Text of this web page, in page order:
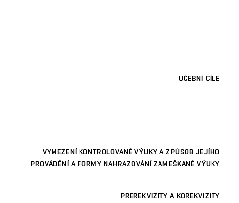
UČEBNÍ CÍLE
VYMEZENÍ KONTROLOVANÉ VÝUKY A ZPŮSOB JEJÍHO
PROVÁDĚNÍ A FORMY NAHRAZOVÁNÍ ZAMEŠKANÉ VÝUKY
PREREKVIZITY A KOREKVIZITY